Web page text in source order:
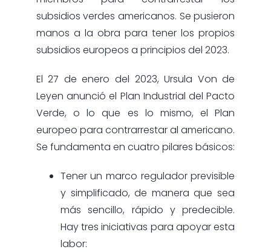
subsidios verdes americanos. Se pusieron
manos a la obra para tener los propios
subsidios europeos a principios del 2023.
El 27 de enero del 2023, Ursula Von de
Leyen anunció el Plan Industrial del Pacto
Verde, o lo que es lo mismo, el Plan
europeo para contrarrestar al americano.
Se fundamenta en cuatro pilares básicos:
Tener un marco regulador previsible
y simplificado, de manera que sea
más sencillo, rápido y predecible.
Hay tres iniciativas para apoyar esta
labor: